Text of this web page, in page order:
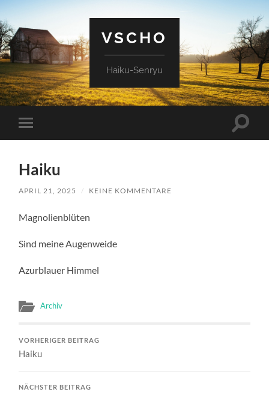
VSCHO
Haiku-Senryu
Mobile-
Menü
Haiku
APRIL 21, 2025 / KEINE KOMMENTARE
Magnolienblüten
Sind meine Augenweide
Azurblauer Himmel
Archiv
VORHERIGER BEITRAG
Haiku
NÄCHSTER BEITRAG